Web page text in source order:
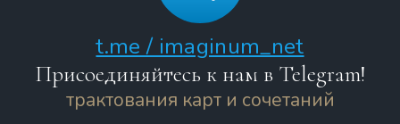
t.me / imaginum_net
Присоединяйтесь к нам в Telegram!
трактования карт и сочетаний